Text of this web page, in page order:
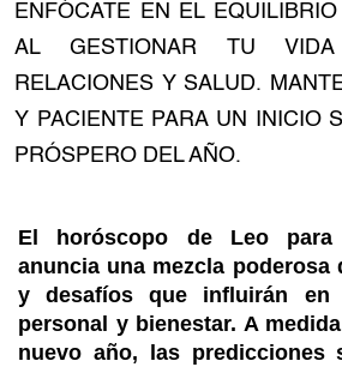
ENFÓCATE EN EL
AL GESTIONAR TU VIDA
RELACIONES Y SALUD.
Y PACIENTE PARA UN INICIO
PRÓSPERO DEL AÑO.
El horóscopo de Leo
anuncia una mezcla poderosa
y desafíos que influirán en
personal y bienestar. A
nuevo año, las predicciones